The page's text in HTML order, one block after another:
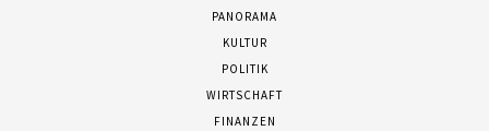
PANORAMA
KULTUR
POLITIK
WIRTSCHAFT
FINANZEN